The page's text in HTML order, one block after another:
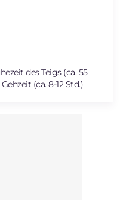
mg 1232
des Teigs (ca. 55
(ca. 8-12 Std.)